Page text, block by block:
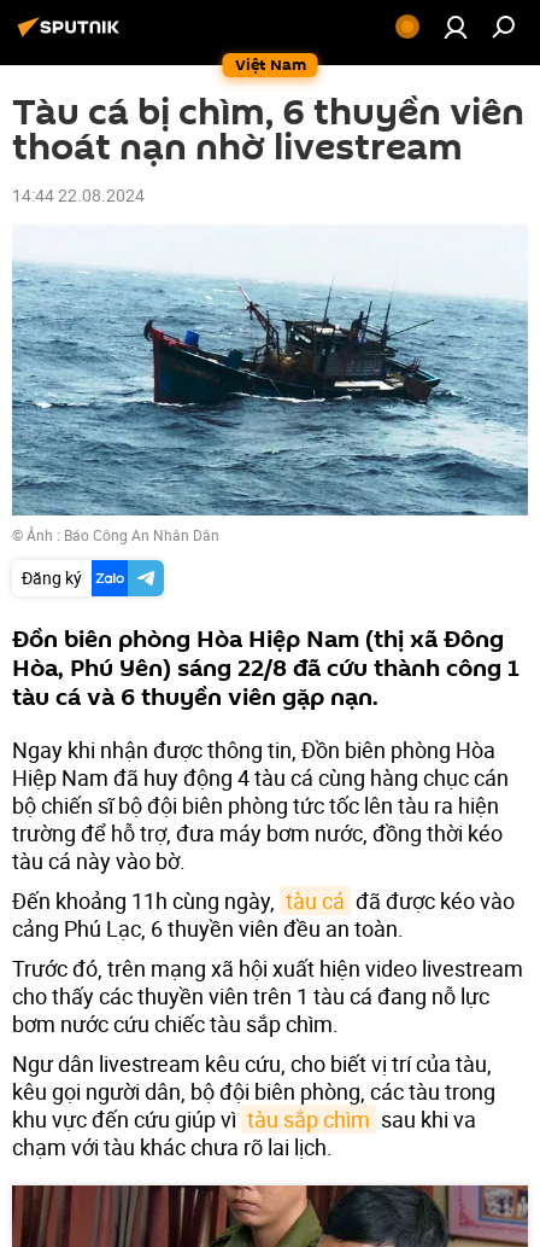
Việt Nam
Tàu cá bị chìm, 6 thuyền viên
thoát nạn nhờ livestream
14:44 22.08.2024
© Ảnh : Báo Công An Nhân Dân
Đăng ký
Đồn biên phòng Hòa Hiệp Nam (thị xã Đông
Hòa, Phú Yên) sáng 22/8 đã cứu thành công 1
tàu cá và 6 thuyền viên gặp nạn.
Ngay khi nhận được thông tin, Đồn biên phòng Hòa
Hiệp Nam đã huy động 4 tàu cá cùng hàng chục cán
bộ chiến sĩ bộ đội biên phòng tức tốc lên tàu ra hiện
trường để hỗ trợ, đưa máy bơm nước, đồng thời kéo
tàu cá này vào bờ.
Đến khoảng 11h cùng ngày, tàu cá đã được kéo vào
cảng Phú Lạc, 6 thuyền viên đều an toàn.
Trước đó, trên mạng xã hội xuất hiện video livestream
cho thấy các thuyền viên trên 1 tàu cá đang nỗ lực
bơm nước cứu chiếc tàu sắp chìm.
Ngư dân livestream kêu cứu, cho biết vị trí của tàu,
kêu gọi người dân, bộ đội biên phòng, các tàu trong
khu vực đến cứu giúp vì tàu sắp chìm sau khi va
chạm với tàu khác chưa rõ lai lịch.